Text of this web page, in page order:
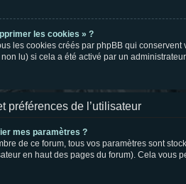
les cookies » ?
les cookies créés par phpBB qui
lu) si cela a été activé par un
préférences de l’utilisateur
mes paramètres ?
de ce forum, tous vos paramètres sont
en haut des pages du forum). Cela vous